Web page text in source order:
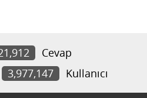
Cevap
3,977,147 Kullanıcı